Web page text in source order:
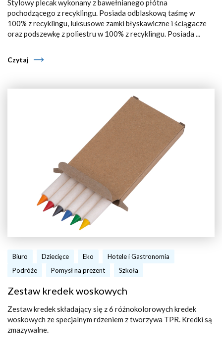
Stylowy plecak wykonany z bawełnianego płótna
pochodzącego z recyklingu. Posiada odblaskową taśmę w
100% z recyklingu, luksusowe zamki błyskawiczne i ściągacze
oraz podszewkę z poliestru w 100% z recyklingu. Posiada ...
Czytaj
Biuro Dziecięce Eko
Hotele i Gastronomia
Podróże
Pomysł na prezent Szkoła
Zestaw kredek woskowych
Zestaw kredek składający się z 6 różnokolorowych kredek
woskowych ze specjalnym rdzeniem z tworzywa TPR. Kredki są
zmazywalne.